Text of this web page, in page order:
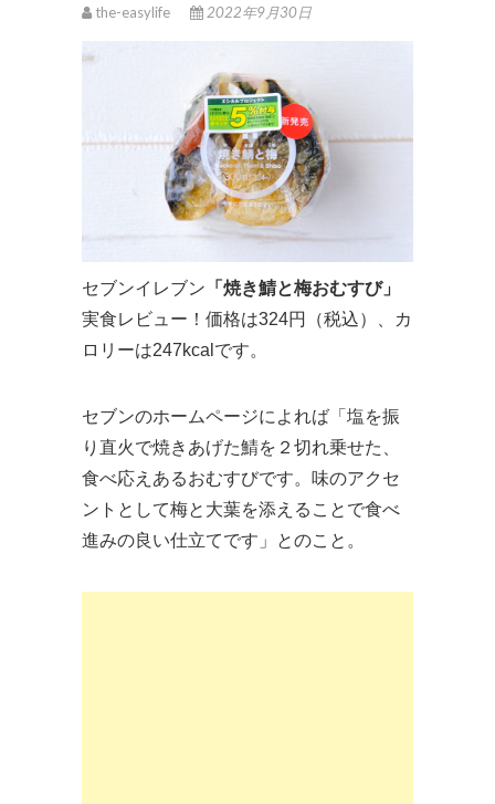
the-easylife 2022年9月30日
セブンイレブン 「焼き鯖と梅おむすび」
実食レビュー！価格は324円（税込）、カ
ロリーは247kcalです。
セブンのホームページによれば「塩を振
り直火で焼きあげた鯖を２切れ乗せた、
食べ応えあるおむすびです。味のアクセ
ントとして梅と大葉を添えることで食べ
進みの良い仕立てです」とのこと。